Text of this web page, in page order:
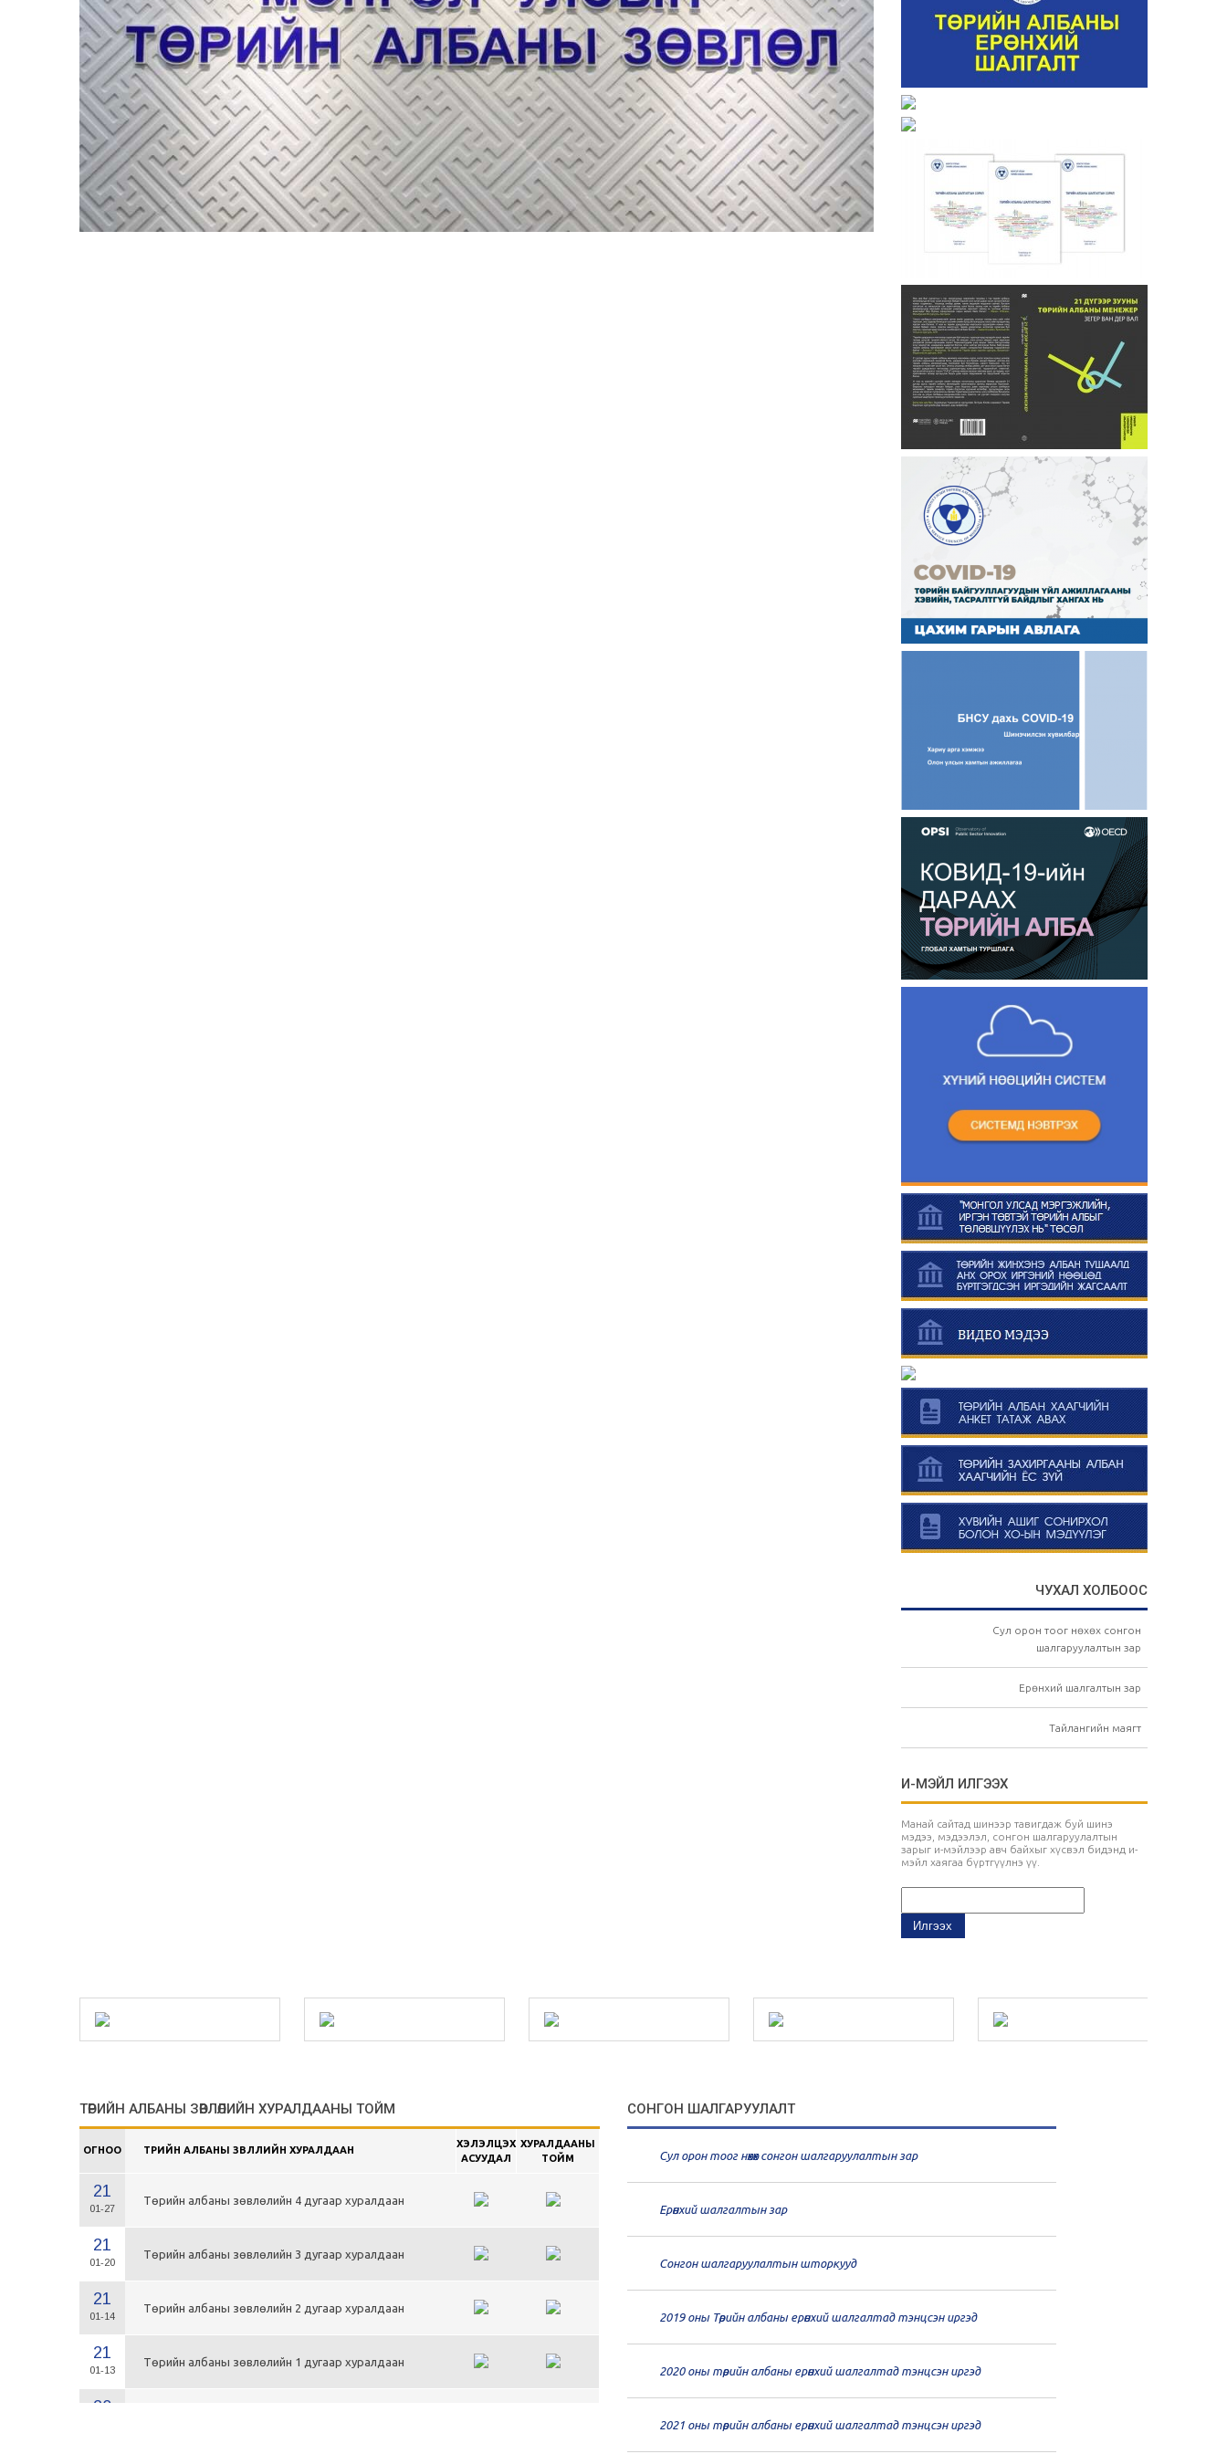
ЧУХАЛ ХОЛБООС
Сул орон тоог нөхөх сонгон
шалгаруулалтын зар
Ерөнхий шалгалтын зар
Тайлангийн маягт
И-МЭЙЛ ИЛГЭЭХ
Манай сайтад шинээр тавигдаж буй шинэ
мэдээ, мэдээлэл, сонгон шалгаруулалтын
зарыг и-мэйлээр авч байхыг хүсвэл бидэнд и-
мэйл хаягаа бүртгүүлнэ үү.
ТӨРИЙН АЛБАНЫ ЗӨВЛӨЛИЙН ХУРАЛДААНЫ ТОЙМ
ОГНОО ТӨРИЙН АЛБАНЫ ЗӨВЛӨЛИЙН ХУРАЛДААН
ХЭЛЭЛЦЭХ
АСУУДАЛ
ХУРАЛДААНЫ
ТОЙМ
21
01-27
Төрийн албаны зөвлөлийн 4 дугаар хуралдаан
21
01-20
Төрийн албаны зөвлөлийн 3 дугаар хуралдаан
21
01-14
Төрийн албаны зөвлөлийн 2 дугаар хуралдаан
21
01-13
Төрийн албаны зөвлөлийн 1 дугаар хуралдаан
20
СОНГОН ШАЛГАРУУЛАЛТ
Сул орон тоог нөхөх сонгон шалгаруулалтын зар
Ерөнхий шалгалтын зар
Сонгон шалгаруулалтын шторкууд
2019 оны Төрийн албаны ерөнхий шалгалтад тэнцсэн иргэд
2020 оны төрийн албаны ерөнхий шалгалтад тэнцсэн иргэд
2021 оны төрийн албаны ерөнхий шалгалтад тэнцсэн иргэд